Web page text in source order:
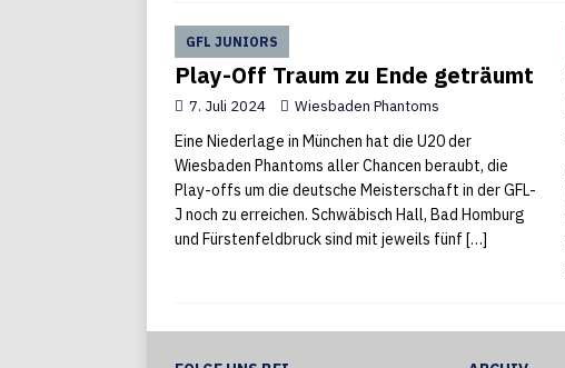
GFL JUNIORS
Play-Off Traum zu Ende geträumt
7. Juli 2024 Wiesbaden Phantoms
Eine Niederlage in München hat die U20 der
Wiesbaden Phantoms aller Chancen beraubt, die
Play-offs um die deutsche Meisterschaft in der GFL-
J noch zu erreichen. Schwäbisch Hall, Bad Homburg
und Fürstenfeldbruck sind mit jeweils fünf […]